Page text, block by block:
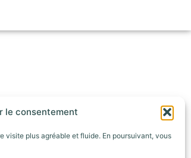
le consentement
visite plus agréable et fluide. En poursuivant, vous